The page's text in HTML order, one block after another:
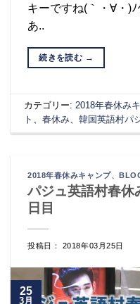
キーですね(｀・∀・)
あ..
続きを読む →
カテゴリー: 2018年春休み
ト
、春休み 、韓国英語村パ
2018年春休みキャンプ、
パジュ英語村春休
日目
投稿日： 2018年03月25日
25
3月